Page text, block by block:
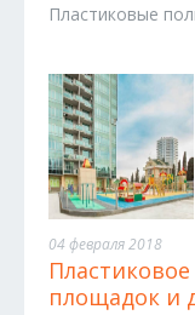
Пластиковые
04 февраля 2018
площадок и